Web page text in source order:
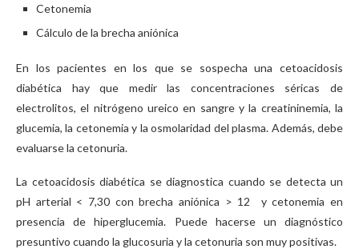
Cetonemia
Cálculo de la brecha aniónica
En los pacientes en los que se sospecha una cetoacidosis
diabética hay que medir las concentraciones séricas de
electrolitos, el nitrógeno ureico en sangre y la creatininemia, la
glucemia, la cetonemia y la osmolaridad del plasma. Además, debe
evaluarse la cetonuria.
La cetoacidosis diabética se diagnostica cuando se detecta un
pH arterial < 7,30 con brecha aniónica > 12 y cetonemia en
presencia de hiperglucemia. Puede hacerse un diagnóstico
presuntivo cuando la glucosuria y la cetonuria son muy positivas.